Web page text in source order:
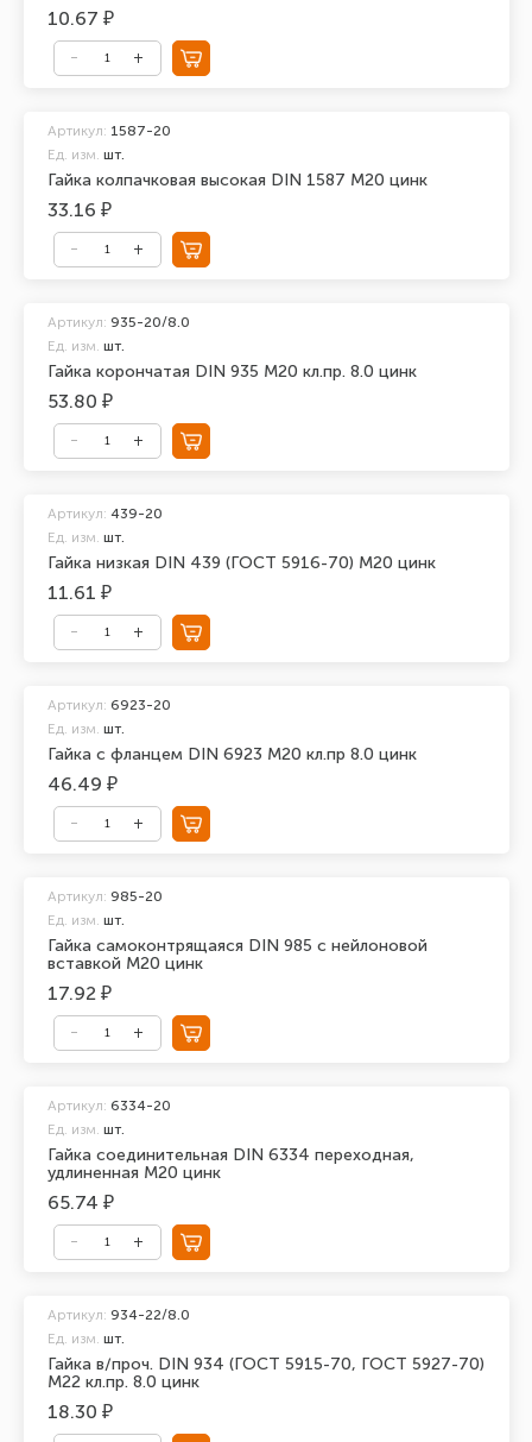
10.67 ₽
Гайка колпачковая высокая DIN 1587 М20 цинк
Артикул: 1587-20
Ед. изм. шт.
33.16 ₽
Гайка корончатая DIN 935 М20 кл.пр. 8.0 цинк
Артикул: 935-20/8.0
Ед. изм. шт.
53.80 ₽
Гайка низкая DIN 439 (ГОСТ 5916-70) М20 цинк
Артикул: 439-20
Ед. изм. шт.
11.61 ₽
Гайка с фланцем DIN 6923 М20 кл.пр 8.0 цинк
Артикул: 6923-20
Ед. изм. шт.
46.49 ₽
Гайка самоконтрящаяся DIN 985 с нейлоновой
вставкой М20 цинк
Артикул: 985-20
Ед. изм. шт.
17.92 ₽
Гайка соединительная DIN 6334 переходная,
удлиненная М20 цинк
Артикул: 6334-20
Ед. изм. шт.
65.74 ₽
Гайка в/проч. DIN 934 (ГОСТ 5915-70, ГОСТ 5927-70)
М22 кл.пр. 8.0 цинк
Артикул: 934-22/8.0
Ед. изм. шт.
18.30 ₽